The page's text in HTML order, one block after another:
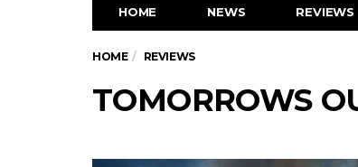
HOME NEWS REVIEWS
HOME REVIEWS
TOMORROWS